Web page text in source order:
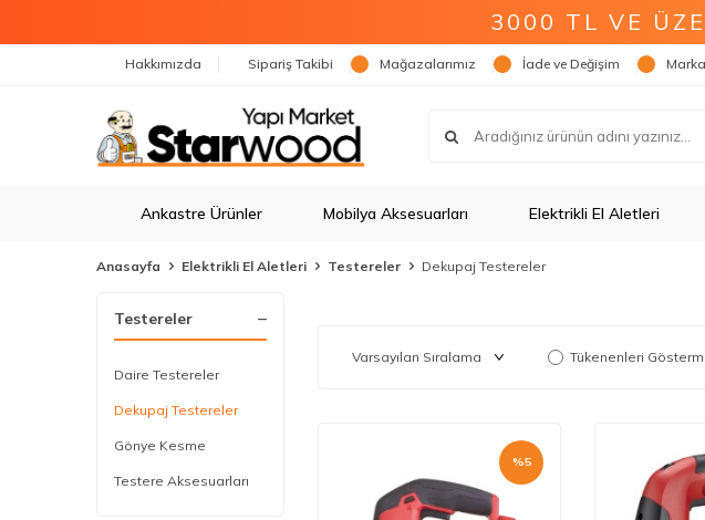
3000 TL VE
Hakkımızda Sipariş Takibi Mağazalarımız İade ve Değişim
Ankastre Ürünler Mobilya Aksesuarları Elektrikli El Aletleri
Anasayfa Elektrikli El Aletleri Testereler Dekupaj Testereler
Testereler
Daire Testereler
Dekupaj Testereler
Gönye Kesme
Testere Aksesuarları
Tükenenleri
%5